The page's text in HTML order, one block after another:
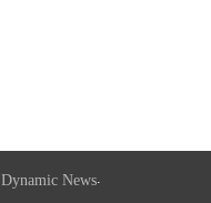
Dynamic News.